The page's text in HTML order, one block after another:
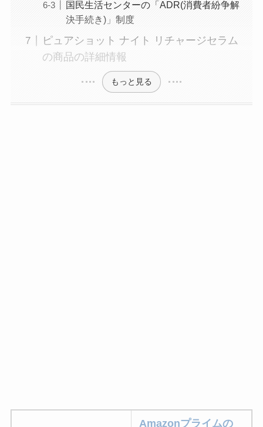
国民生活センターの「ADR(消費者紛争解
決手続き)」制度
ピュアショット ナイト リチャージセラム
の商品の詳細情報
もっと見る
Amazonプライムの